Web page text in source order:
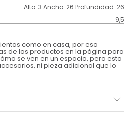
Alto: 3 Ancho: 26 Profundidad: 26
9,5
como en casa, por eso
de los productos en la página para
se ven en un espacio, pero esto
ni pieza adicional que lo